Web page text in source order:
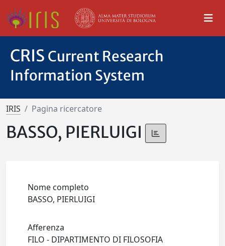
CRIS Current Research
Information System
IRIS Pagina ricercatore
BASSO, PIERLUIGI
Nome completo
BASSO, PIERLUIGI
Afferenza
FILO - DIPARTIMENTO DI FILOSOFIA